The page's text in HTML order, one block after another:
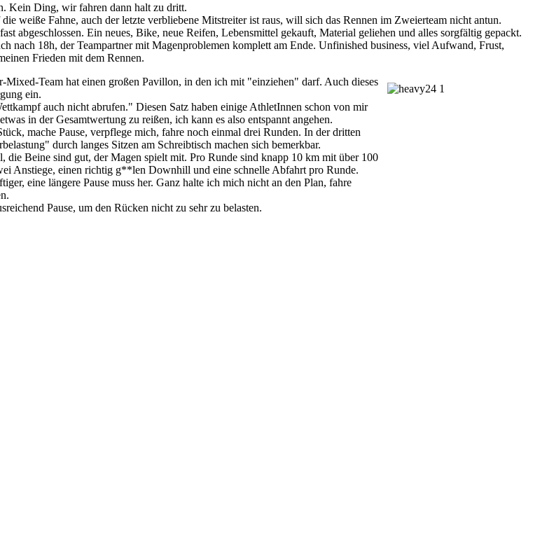
Kein Ding, wir fahren dann halt zu dritt.
weiße Fahne, auch der letzte verbliebene Mitstreiter ist raus, will sich das Rennen im Zweierteam nicht antun.
abgeschlossen. Ein neues, Bike, neue Reifen, Lebensmittel gekauft, Material geliehen und alles sorgfältig gepackt.
nach 18h, der Teampartner mit Magenproblemen komplett am Ende. Unfinished business, viel Aufwand, Frust,
Frieden mit dem Rennen.
Team hat einen großen Pavillon, in den ich mit "einziehen" darf. Auch dieses
ein.
auch nicht abrufen." Diesen Satz haben einige AthletInnen schon von mir
in der Gesamtwertung zu reißen, ich kann es also entspannt angehen.
mache Pause, verpflege mich, fahre noch einmal drei Runden. In der dritten
durch langes Sitzen am Schreibtisch machen sich bemerkbar.
Beine sind gut, der Magen spielt mit. Pro Runde sind knapp 10 km mit über 100
Anstiege, einen richtig g**len Downhill und eine schnelle Abfahrt pro Runde.
eine längere Pause muss her. Ganz halte ich mich nicht an den Plan, fahre
Pause, um den Rücken nicht zu sehr zu belasten.